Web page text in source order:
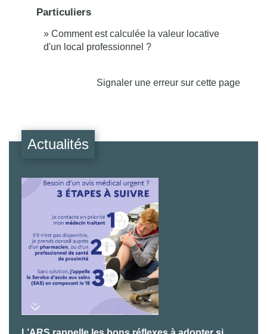
Particuliers
Comment est calculée la valeur locative
d'un local professionnel ?
Signaler une erreur sur cette page
Actualités